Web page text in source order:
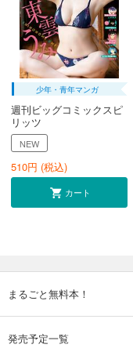
少年・青年マンガ
週刊ビッグコミックスピ
リッツ
NEW
510円 (税込)
カート
まるごと無料本！
発売予定一覧